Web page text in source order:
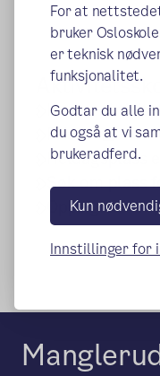
For at
bruker
er teknisk
funksjonalitet.
Godtar du alle
du også at vi
brukeradferd.
Kun
Innstillinger for
Hva er
Priser
Heldagsplass
Søk om
Oppsigelse av